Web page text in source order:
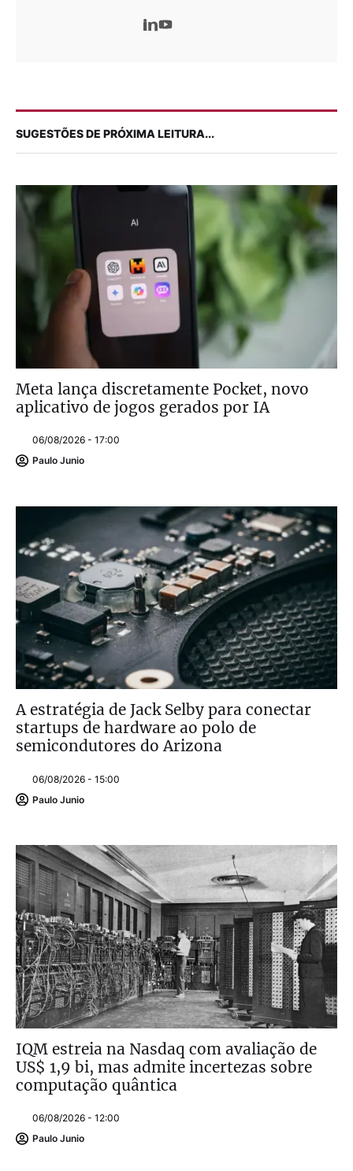
SUGESTÕES DE PRÓXIMA LEITURA...
Meta lança discretamente Pocket, novo
aplicativo de jogos gerados por IA
06/08/2026 - 17:00
Paulo Junio
A estratégia de Jack Selby para conectar
startups de hardware ao polo de
semicondutores do Arizona
06/08/2026 - 15:00
Paulo Junio
IQM estreia na Nasdaq com avaliação de
US$ 1,9 bi, mas admite incertezas sobre
computação quântica
06/08/2026 - 12:00
Paulo Junio